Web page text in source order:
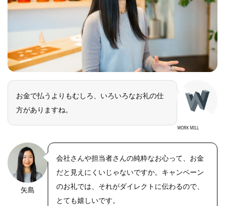
お金で払うよりもむしろ、いろいろなお礼の仕
方がありますね。
WORK MILL
矢島
会社さんや担当者さんの純粋なお心って、お金
だと見えにくいじゃないですか。キャンペーン
のお礼では、それがダイレクトに伝わるので、
とても嬉しいです。